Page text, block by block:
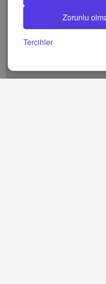
Zorunlu
Tercihler